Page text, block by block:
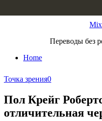
Переводы без
Home
Точка зрения0
Пол Крейг
отличительная